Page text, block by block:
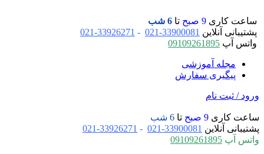
ساعت کاری 9 صبح تا 6 شب
پشتیبانی آنلاین 33900081-021
-
33926271-021
واتس آپ 09109261895
مجله آموزشی
پیگیری سفارش
ورود / ثبت نام
ساعت کاری 9 صبح تا 6 شب
پشتیبانی آنلاین 33900081-021
-
33926271-021
واتس آپ 09109261895